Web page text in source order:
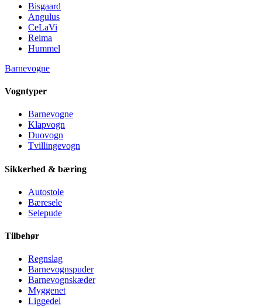
Bisgaard
Angulus
CeLaVi
Reima
Hummel
Barnevogne
Vogntyper
Barnevogne
Klapvogn
Duovogn
Tvillingevogn
Sikkerhed & bæring
Autostole
Bæresele
Selepude
Tilbehør
Regnslag
Barnevognspuder
Barnevognskæder
Myggenet
Liggedel